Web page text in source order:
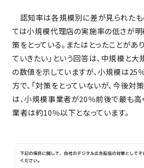
認知率は各規模別に差が見られたも
ては小規模代理店の実施率の低さが明
策をとっている。またはとったことがあ
ていきたい」という回答は、中規模と
の数値を示していますが、小規模は25
方で、「対策をとっていないが、今後対
は、小規模事業者が20％前後で最も高
業者は約10％以下となっています。